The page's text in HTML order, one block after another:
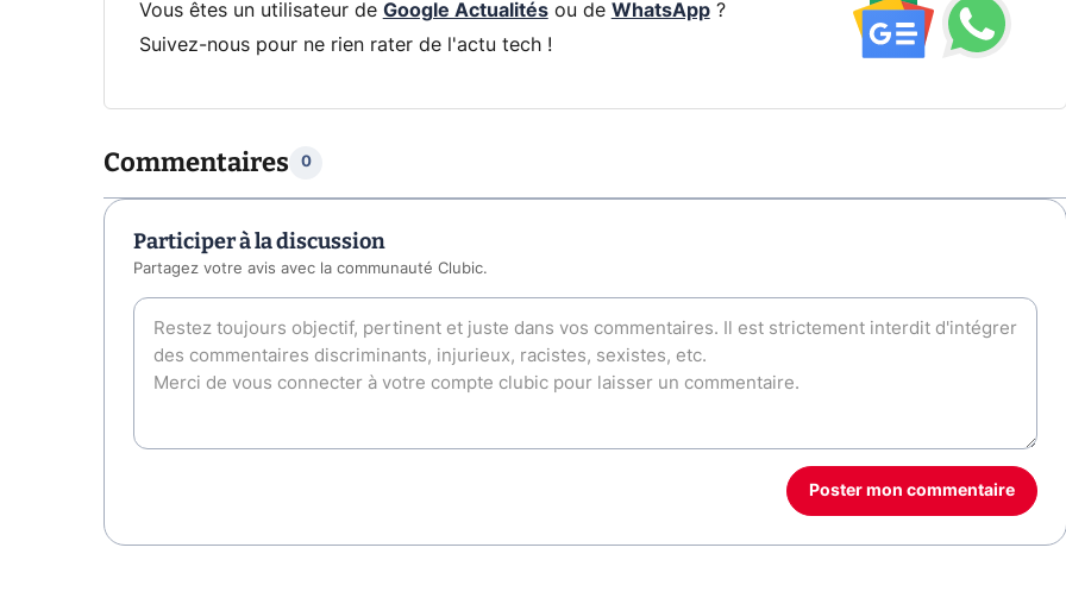
Vous êtes un utilisateur de Google Actualitésou de WhatsApp?
Suivez-nous pour ne rien rater de l'actu tech !
Commentaires 0
Participer à la discussion
Partagez votre avis avec la communauté Clubic.
Poster mon commentaire